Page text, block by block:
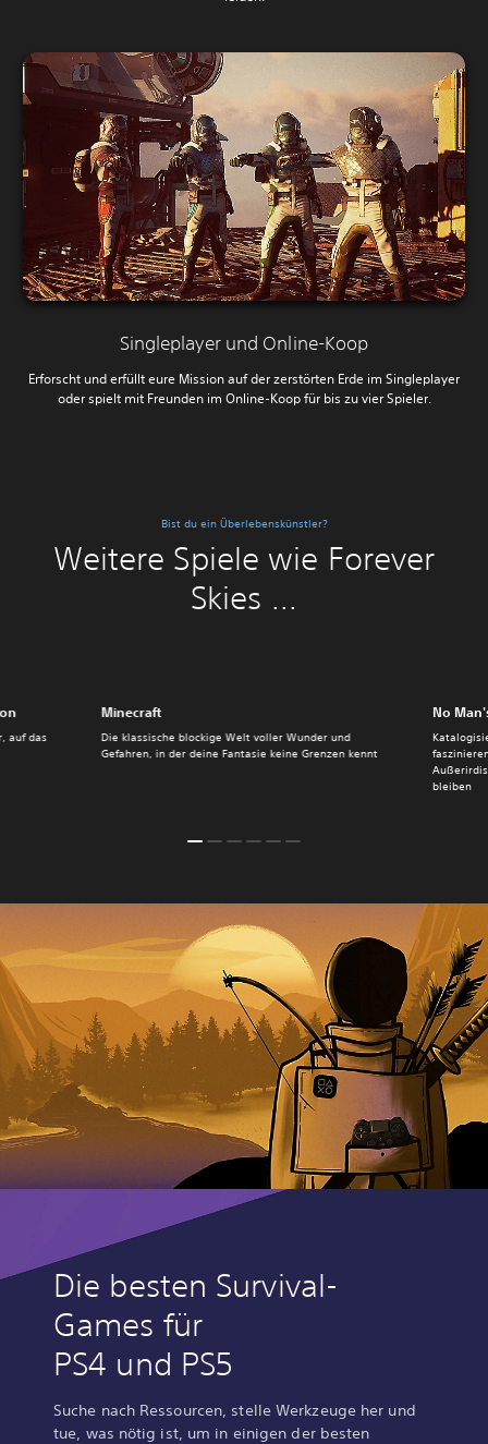
Singleplayer und Online-Koop
Erforscht und erfüllt eure Mission auf der zerstörten Erde im Singleplayer
oder spielt mit Freunden im Online-Koop für bis zu vier Spieler.
Bist du ein Überlebenskünstler?
Weitere Spiele wie Forever
Skies ...
Minecraft
Die klassische blockige Welt voller Wunder und
Gefahren, in der deine Fantasie keine Grenzen kennt
No
bleiben
auf das
Die besten Survival-
Games für
PS4 und PS5
Suche nach Ressourcen, stelle Werkzeuge her und
tue, was nötig ist, um in einigen der besten